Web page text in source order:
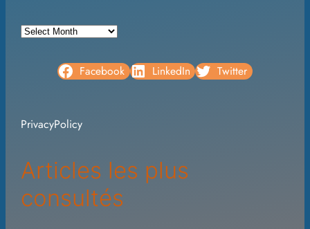
A
v
s
Facebook LinkedIn Twitter
PrivacyPolicy
Articles les plus
consultés